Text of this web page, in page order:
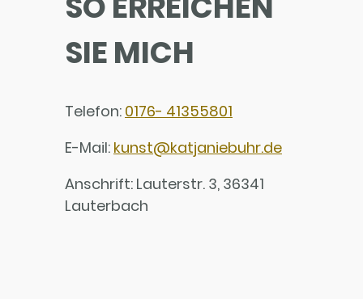
SIE MICH
Telefon: 0176- 41355801
E-Mail: kunst@katjaniebuhr.de
Anschrift: Lauterstr. 3, 36341
Lauterbach